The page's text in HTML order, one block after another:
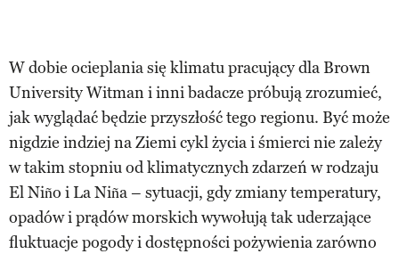
W dobie ocieplania się klimatu pracujący dla Brown
University Witman i inni badacze próbują zrozumieć,
jak wyglądać będzie przyszłość tego regionu. Być może
nigdzie indziej na Ziemi cykl życia i śmierci nie zależy
w takim stopniu od klimatycznych zdarzeń w rodzaju
El Niño i La Niña – sytuacji, gdy zmiany temperatury,
opadów i prądów morskich wywołują tak uderzające
fluktuacje pogody i dostępności pożywienia zarówno